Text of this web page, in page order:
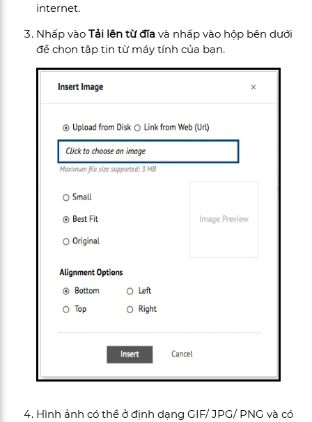
internet.
Nhấp vàoTải lên từ đĩa và nhấp vào hộp bên dưới
để chọn tập tin từ máy tính của bạn.
Hình ảnh có thể ở định dạng GIF/ JPG/ PNG và có